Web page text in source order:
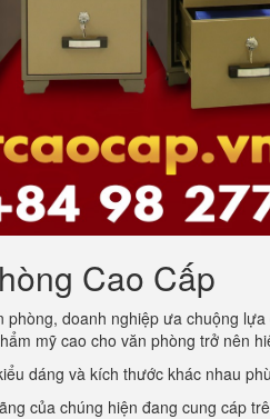
Cao Cấp
phòng, doanh nghiệp ưa chuộng
mỹ cao cho văn phòng trở nên
dáng và kích thước khác nhau
của chúng hiện đang cung cáp